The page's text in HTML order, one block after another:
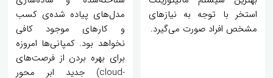
استخر با توجه به نیازهای
مشخص افراد صورت می‌گیرد.
مدل‌های پیاده‌ شده‌ی کسب
و کارهای موجود کافی
نخواهد بود. کمپانی‌ها امروزه
برای بهره‌ بردن از فرصت‌های
جدید ابر محور (cloud-